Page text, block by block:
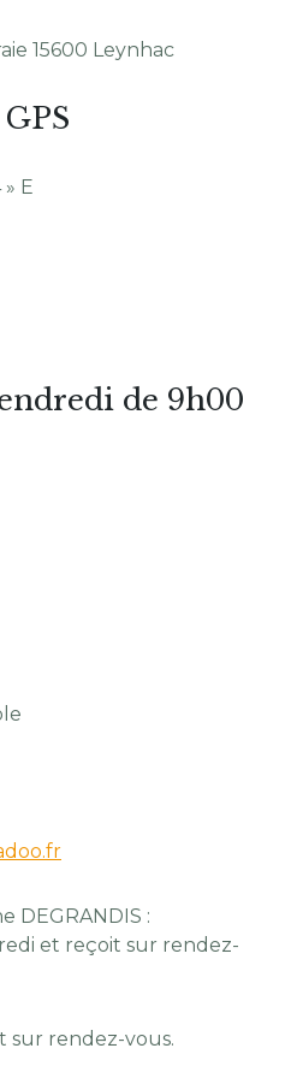
15600 Leynhac
» E
de 9h00
DEGRANDIS :
et reçoit sur rendez-
sur rendez-vous.